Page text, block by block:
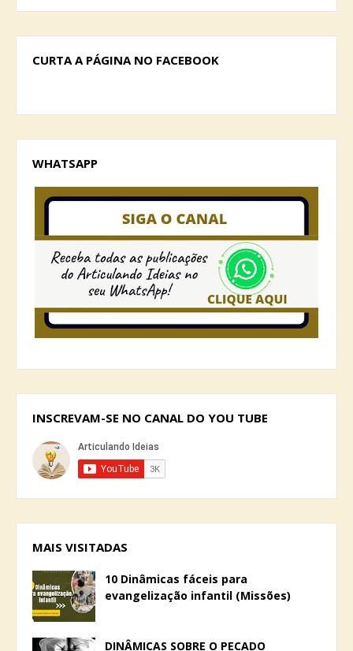
CURTA A PÁGINA NO FACEBOOK
WHATSAPP
INSCREVAM-SE NO CANAL DO YOU TUBE
MAIS VISITADAS
10 Dinâmicas fáceis para
evangelização infantil (Missões)
DINÂMICAS SOBRE O PECADO